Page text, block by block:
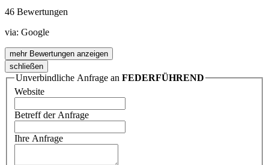
46 Bewertungen
via: Google
mehr Bewertungen anzeigen
schließen
Unverbindliche Anfrage an FEDERFÜHREND
Website
Betreff der Anfrage
Ihre Anfrage